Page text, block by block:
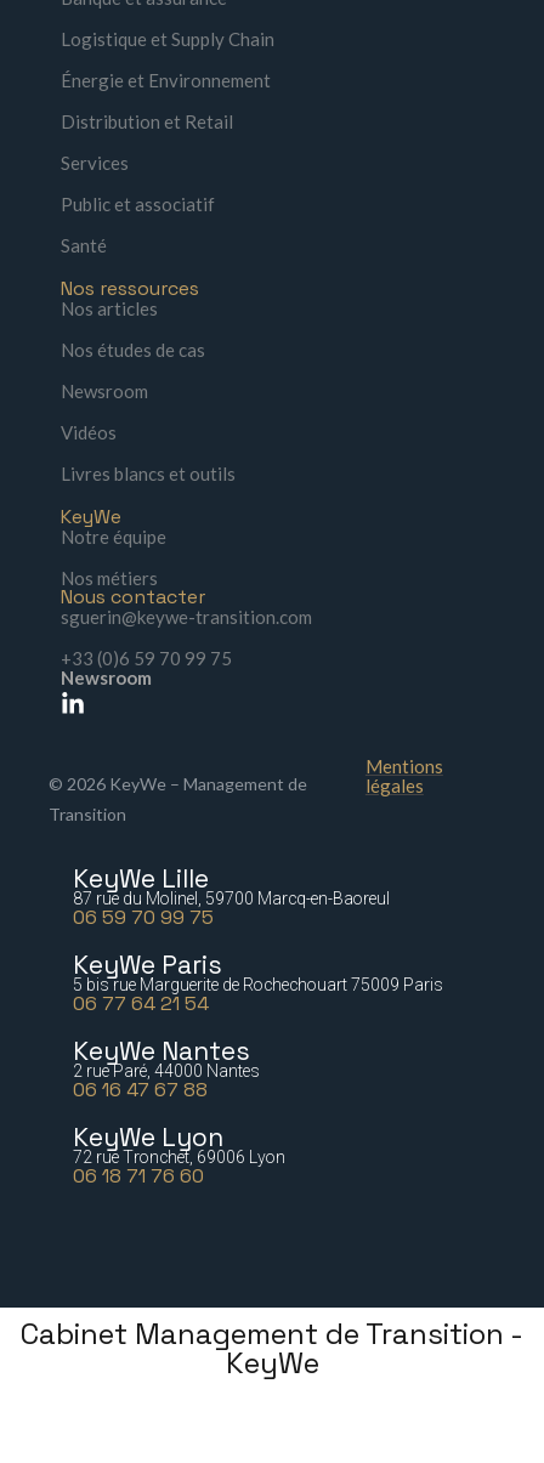
Logistique et Supply Chain
Énergie et Environnement
Distribution et Retail
Services
Public et associatif
Santé
Nos ressources
Nos articles
Nos études de cas
Newsroom
Vidéos
Livres blancs et outils
KeyWe
Notre équipe
Nos métiers
Nous contacter
sguerin@keywe-transition.com
+33 (0)6 59 70 99 75
Newsroom
© 2026 KeyWe – Management de
Transition
Mentions
légales
KeyWe Lille
87 rue du Molinel, 59700 Marcq-en-Baoreul
06 59 70 99 75
KeyWe Paris
5 bis rue Marguerite de Rochechouart 75009 Paris
06 77 64 21 54
KeyWe Nantes
2 rue Paré, 44000 Nantes
06 16 47 67 88
KeyWe Lyon
72 rue Tronchet, 69006 Lyon
06 18 71 76 60
Cabinet Management de Transition -
KeyWe